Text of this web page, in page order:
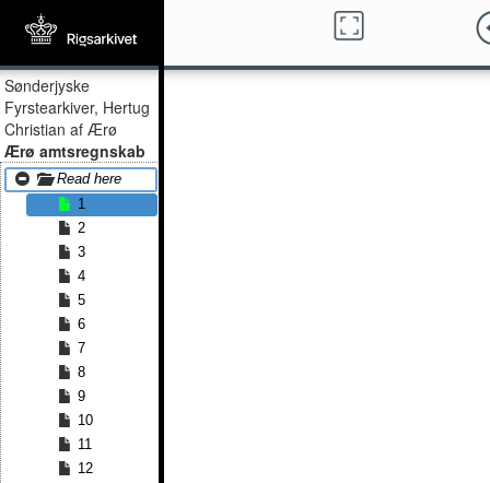
Sønderjyske
Fyrstearkiver, Hertug
Christian af Ærø
Ærø amtsregnskab
Read here
1
2
3
4
5
6
7
8
9
10
11
12